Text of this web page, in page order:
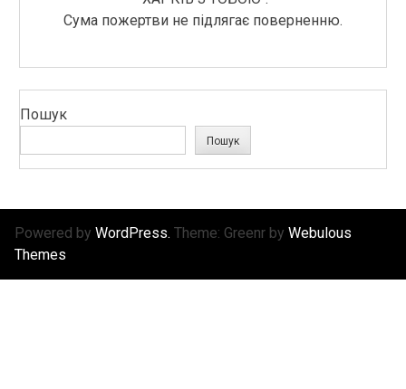
Сума пожертви не підлягає поверненню.
Пошук
Пошук
Powered by WordPress. Theme: Greenr by Webulous
Themes